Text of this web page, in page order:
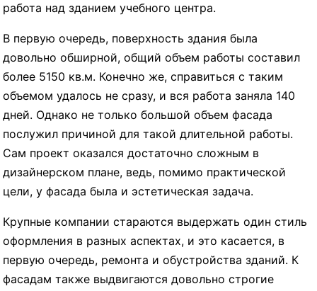
работа над зданием учебного центра.
В первую очередь, поверхность здания была
довольно обширной, общий объем работы составил
более 5150 кв.м. Конечно же, справиться с таким
объемом удалось не сразу, и вся работа заняла 140
дней. Однако не только большой объем фасада
послужил причиной для такой длительной работы.
Сам проект оказался достаточно сложным в
дизайнерском плане, ведь, помимо практической
цели, у фасада была и эстетическая задача.
Крупные компании стараются выдержать один стиль
оформления в разных аспектах, и это касается, в
первую очередь, ремонта и обустройства зданий. К
фасадам также выдвигаются довольно строгие